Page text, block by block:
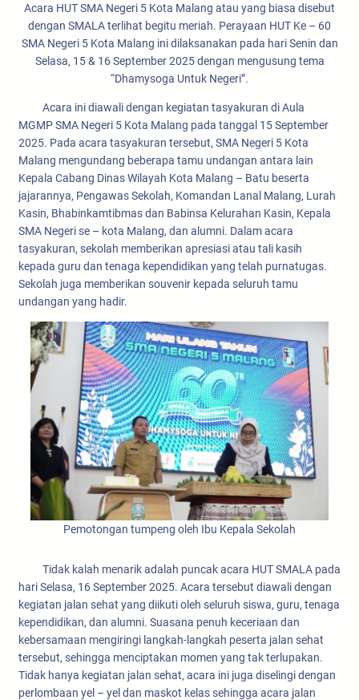
Acara HUT SMA Negeri 5 Kota Malang atau yang biasa disebut
dengan SMALA terlihat begitu meriah. Perayaan HUT Ke – 60
SMA Negeri 5 Kota Malang ini dilaksanakan pada hari Senin dan
Selasa, 15 & 16 September 2025 dengan mengusung tema
“Dhamysoga Untuk Negeri”.
Acara ini diawali dengan kegiatan tasyakuran di Aula
MGMP SMA Negeri 5 Kota Malang pada tanggal 15 September
2025. Pada acara tasyakuran tersebut, SMA Negeri 5 Kota
Malang mengundang beberapa tamu undangan antara lain
Kepala Cabang Dinas Wilayah Kota Malang – Batu beserta
jajarannya, Pengawas Sekolah, Komandan Lanal Malang, Lurah
Kasin, Bhabinkamtibmas dan Babinsa Kelurahan Kasin, Kepala
SMA Negeri se – kota Malang, dan alumni. Dalam acara
tasyakuran, sekolah memberikan apresiasi atau tali kasih
kepada guru dan tenaga kependidikan yang telah purnatugas.
Sekolah juga memberikan souvenir kepada seluruh tamu
undangan yang hadir.
Pemotongan tumpeng oleh Ibu Kepala Sekolah
Tidak kalah menarik adalah puncak acara HUT SMALA pada
hari Selasa, 16 September 2025. Acara tersebut diawali dengan
kegiatan jalan sehat yang diikuti oleh seluruh siswa, guru, tenaga
kependidikan, dan alumni. Suasana penuh keceriaan dan
kebersamaan mengiringi langkah-langkah peserta jalan sehat
tersebut, sehingga menciptakan momen yang tak terlupakan.
Tidak hanya kegiatan jalan sehat, acara ini juga diselingi dengan
perlombaan yel – yel dan maskot kelas sehingga acara jalan